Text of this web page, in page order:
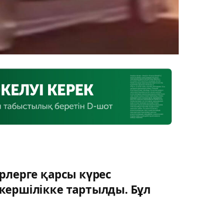
қарсы күрес
тартылды. Бұл